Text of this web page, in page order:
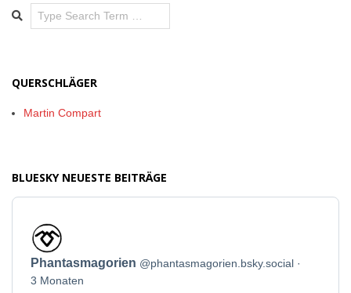
Search
QUERSCHLÄGER
Martin Compart
BLUESKY NEUESTE BEITRÄGE
Beitrag
von
Phantasmagorien
auf
Bluesky
Phantasmagorien @phantasmagorien.bsky.social
3 Monaten